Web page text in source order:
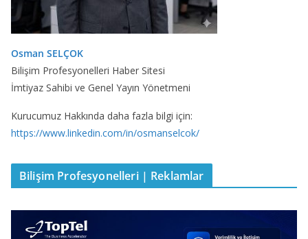
Osman SELÇOK
Bilişim Profesyonelleri Haber Sitesi
İmtiyaz Sahibi ve Genel Yayın Yönetmeni
Kurucumuz Hakkında daha fazla bilgi için:
https://www.linkedin.com/in/osmanselcok/
Bilişim Profesyonelleri | Reklamlar